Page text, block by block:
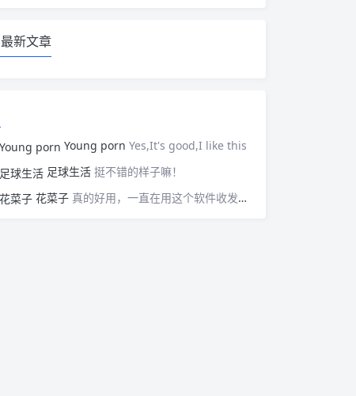
最新文章
Young porn Yes,It's good,I like this
足球生活 挺不错的样子嘛！
花菜子 真的好用，一直在用这个软件收发邮件